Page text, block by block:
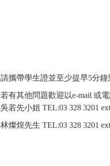
請攜帶學生證並至少提早5分鐘
若有其他問題歡迎以e-mail 或
吳若先小姐 TEL:03 328 3201
林燦煌先生 TEL:03 328 3201